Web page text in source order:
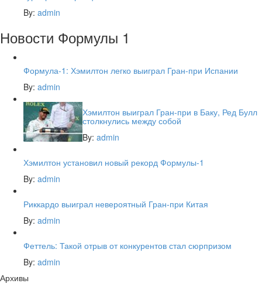
By: admin
Новости Формулы 1
Формула-1: Хэмилтон легко выиграл Гран-при Испании
By: admin
Хэмилтон выиграл Гран-при в Баку, Ред Булл
столкнулись между собой
By: admin
Хэмилтон установил новый рекорд Формулы-1
By: admin
Риккардо выиграл невероятный Гран-при Китая
By: admin
Феттель: Такой отрыв от конкурентов стал сюрпризом
By: admin
Архивы